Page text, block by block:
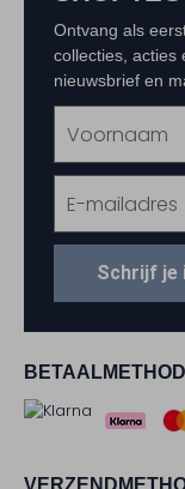
Ontvang als
collecties, acties
nieuwsbrief en
Schrijf je